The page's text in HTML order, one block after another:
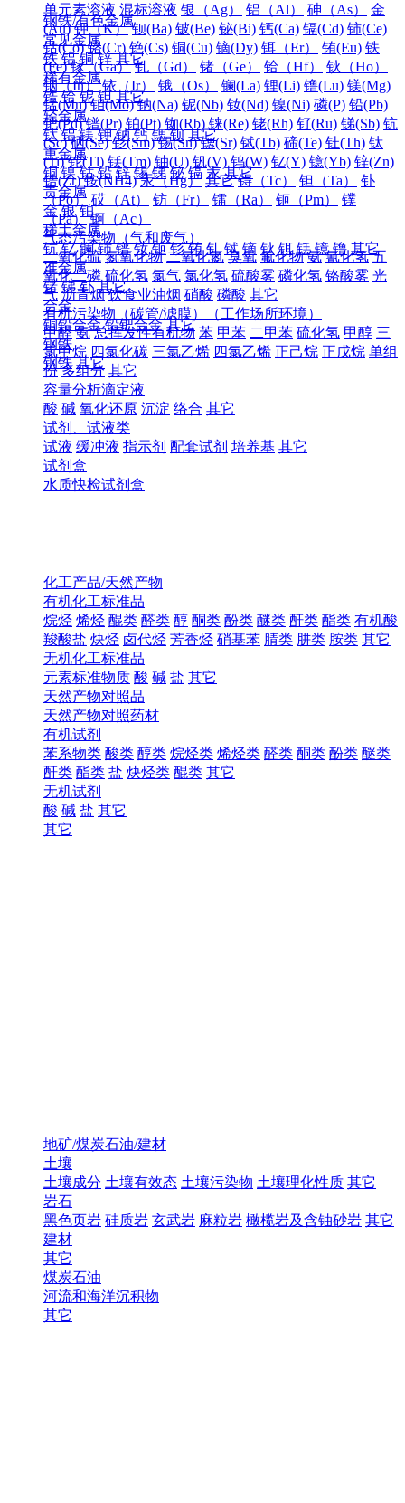
单元素溶液 混标溶液 银（Ag） 铝（Al） 砷（As）
金
(Au) 钾（K） 钡(Ba) 铍(Be) 铋(Bi) 钙(Ca) 镉(Cd) 铈(Ce)
钴(Co) 铬(Cr) 铯(Cs) 铜(Cu) 镝(Dy) 铒（Er） 铕(Eu) 铁
(Fe) 镓（Ga） 钆（Gd） 锗（Ge） 铪（Hf）
钬（Ho）
铟（In） 铱（Ir） 锇（Os） 镧(La) 锂(Li) 镥(Lu) 镁(Mg)
锰(Mn) 钼(Mo) 钠(Na) 铌(Nb) 钕(Nd) 镍(Ni) 磷(P) 铅(Pb)
钯(Pd) 镨(Pr) 铂(Pt) 铷(Rb) 铼(Re) 铑(Rh) 钌(Ru) 锑(Sb) 钪
(Sc) 硒(Se) 钐(Sm) 锡(Sn) 锶(Sr) 铽(Tb) 碲(Te) 钍(Th) 钛
(Ti) 铊(Tl) 铥(Tm) 铀(U) 钒(V) 钨(W) 钇(Y) 镱(Yb) 锌(Zn)
锆(Zr) 铵(NH4) 汞（Hg） 其它 锝（Tc） 钽（Ta）
钋
（Po） 砹（At） 钫（Fr） 镭（Ra） 钷（Pm）
镤
（Pa） 锕（Ac）
气态污染物（气和废气）
二氧化硫 氮氧化物 二氧化氮 臭氧 氟化物 氨 氰化氢 五
氧化二磷 硫化氢 氯气 氯化氢 硫酸雾 磷化氢 铬酸雾 光
气 沥青烟 饮食业油烟 硝酸 磷酸 其它
有机污染物（碳管/滤膜）（工作场所环境）
甲醛 氨 总挥发性有机物 苯 甲苯 二甲苯 硫化氢 甲醇 三
氯甲烷 四氯化碳 三氯乙烯 四氯乙烯 正己烷 正戊烷 单组
份 多组分 其它
容量分析滴定液
酸 碱 氧化还原 沉淀 络合 其它
试剂、试液类
试液 缓冲液 指示剂 配套试剂 培养基 其它
试剂盒
水质快检试剂盒
钢铁/有色金属
常见金属
铁 铝 铜 锌 其它
稀有金属
锆 铪 铌 钽 其它
轻金属
钛 铝 镁 钾 钠 钙 锶 钡 其它
重金属
铜 镍 钴 铅 锌 锡 锑 铋 镉 汞 其它
贵金属
金 银 铂
稀土金属
钪 钇 镧 铈 镨 钕 钷 钐 铕 钆 铽 镝 钬 铒 铥 镱 镥 其它
准金属
锗 锑 钋 其它
合金
铜铅合金 铅钯合金 其它
钢铁
钢铁 其它
化工产品/天然产物
有机化工标准品
烷烃 烯烃 醌类 醛类 醇 酮类 酚类 醚类 酐类 酯类 有机酸
羧酸盐 炔烃 卤代烃 芳香烃 硝基苯 腈类 肼类 胺类 其它
无机化工标准品
元素标准物质 酸 碱 盐 其它
天然产物对照品
天然产物对照药材
有机试剂
苯系物类 酸类 醇类 烷烃类 烯烃类 醛类 酮类 酚类 醚类
酐类 酯类 盐 炔烃类 醌类 其它
无机试剂
酸 碱 盐 其它
其它
地矿/煤炭石油/建材
土壤
土壤成分 土壤有效态 土壤污染物 土壤理化性质 其它
岩石
黑色页岩 硅质岩 玄武岩 麻粒岩 橄榄岩及含铀砂岩 其它
建材
其它
煤炭石油
河流和海洋沉积物
其它